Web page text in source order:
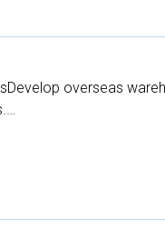
overseas